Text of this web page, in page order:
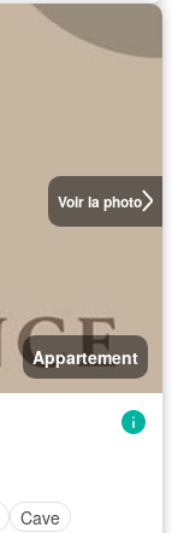
Voir la photo
Appartement
Cave